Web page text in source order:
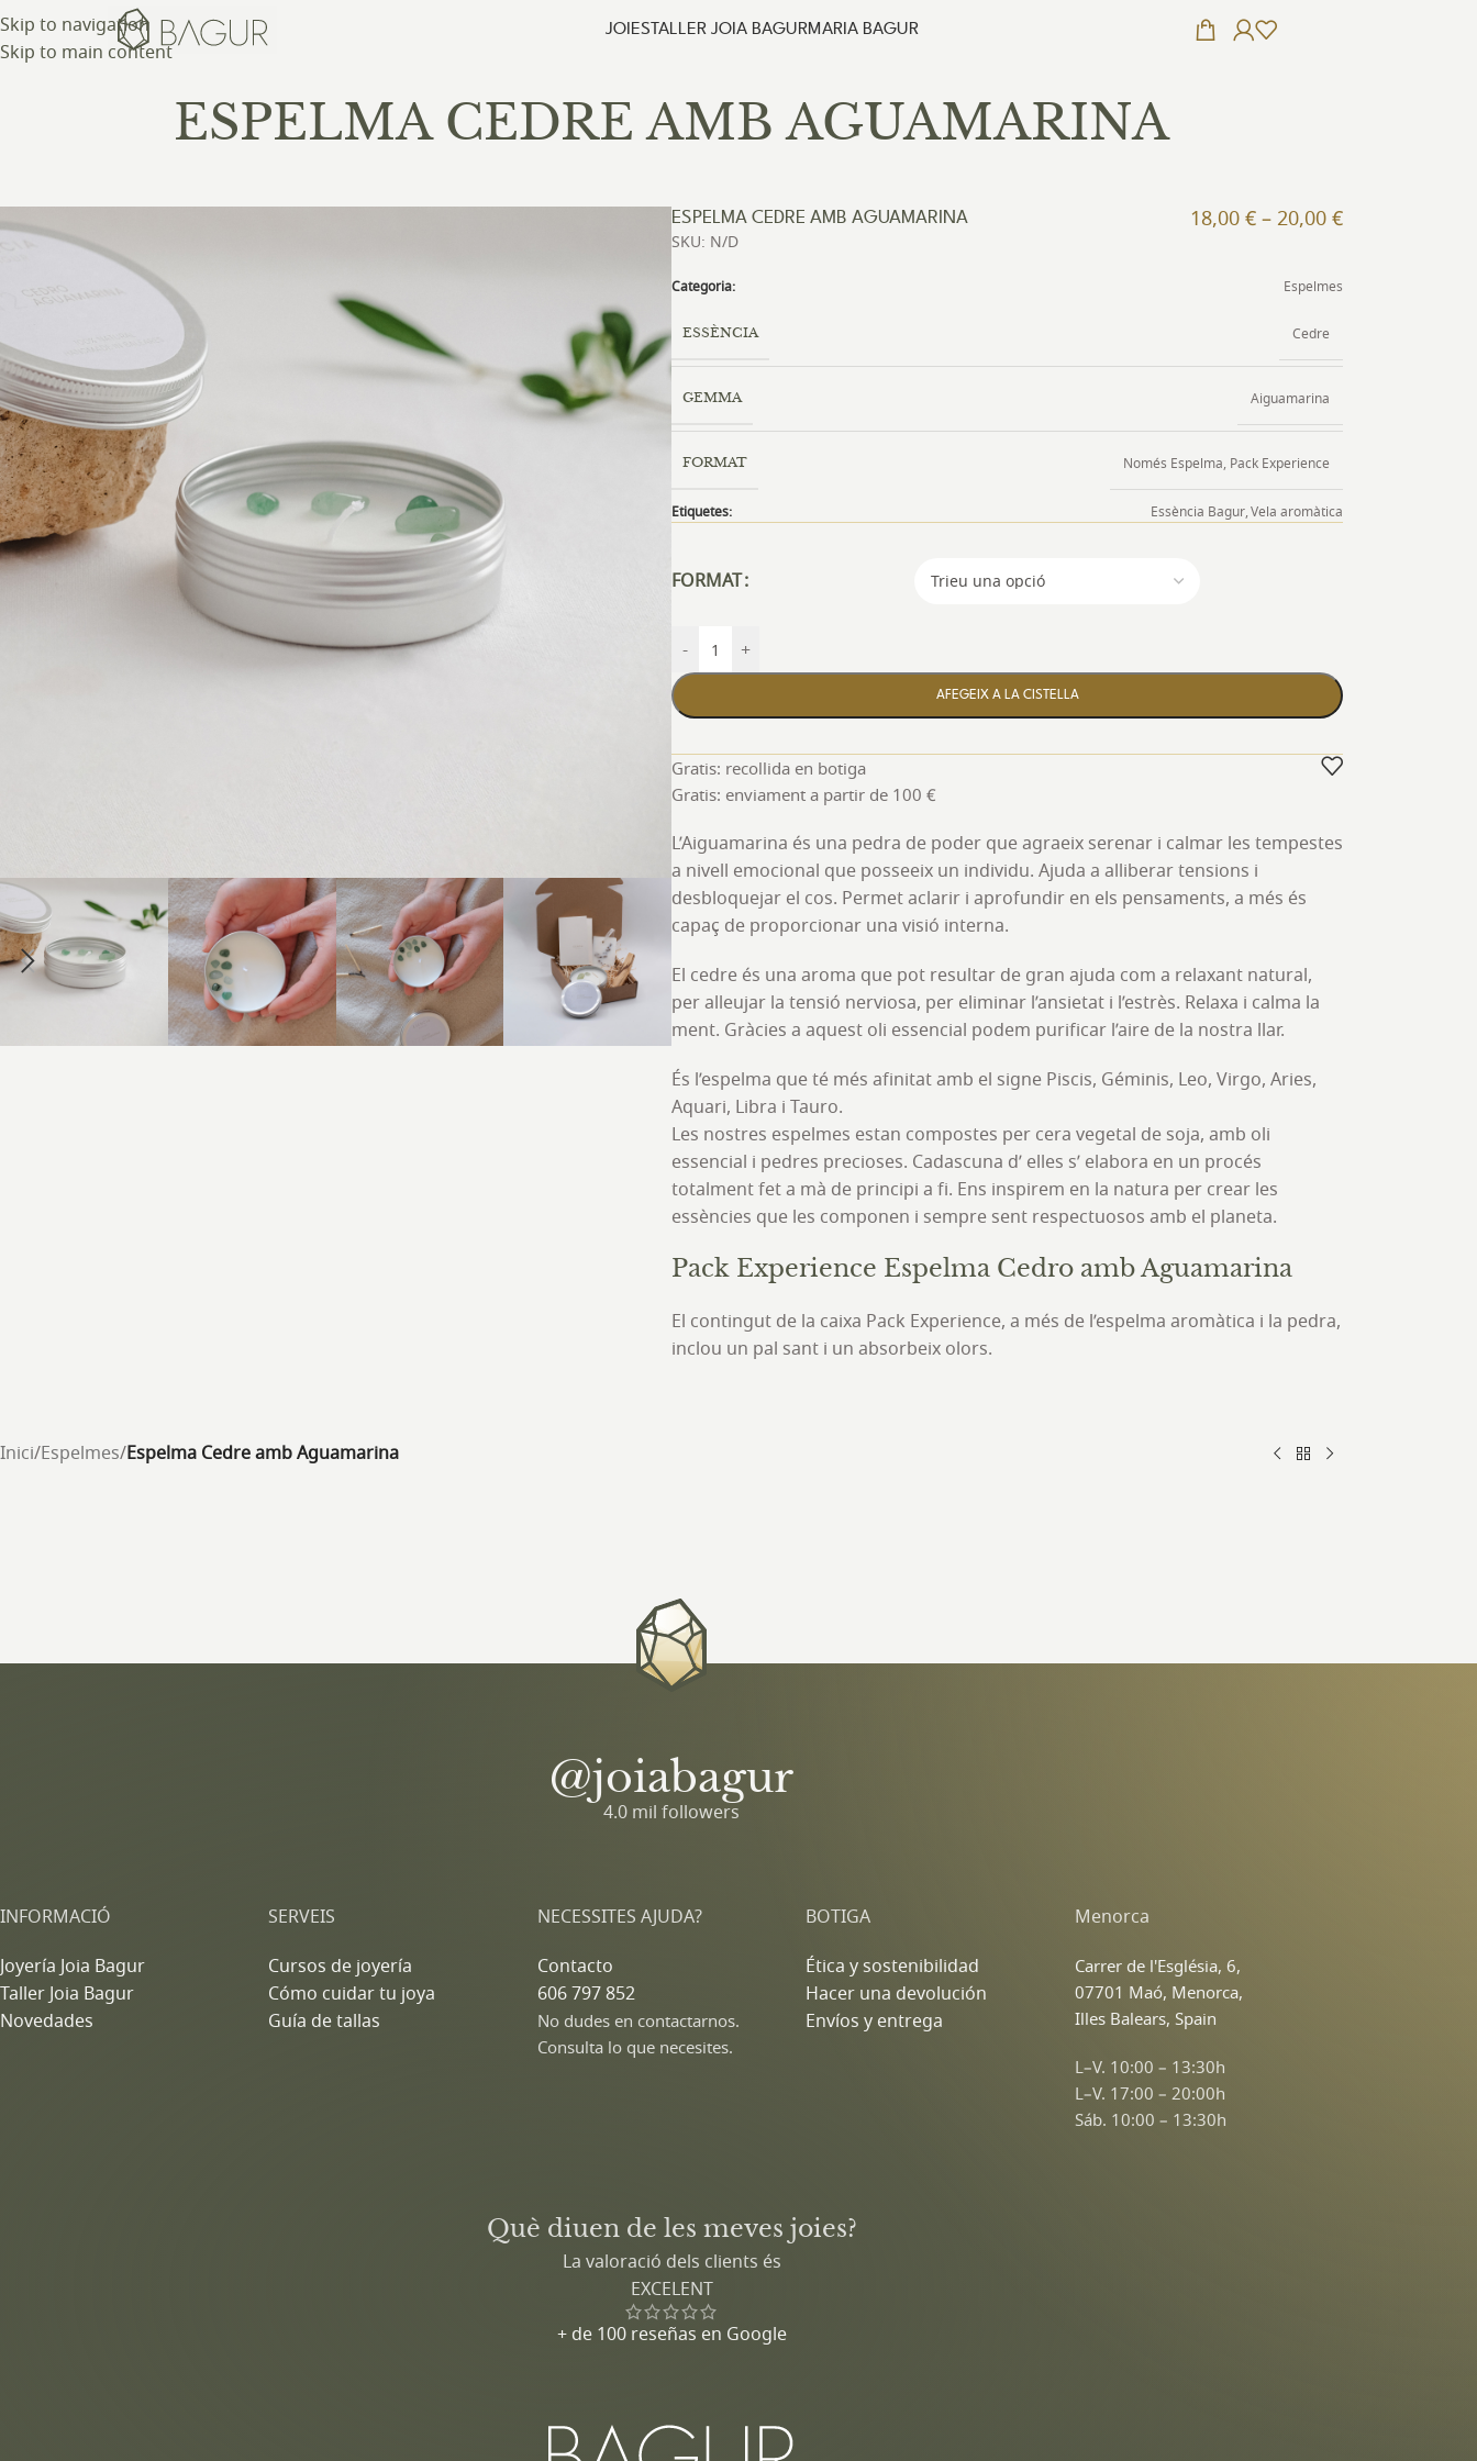
Skip to navigation
Skip to main content
JOIESTALLER MARIA
ESPELMA CEDRE AMB AGUAMARINA
ESPELMA CEDRE AMB AGUAMARINA
SKU: N/D
18,00 € – 20,00 €
Categoria: Espelmes
ESSÈNCIA Cedre
GEMMA Aiguamarina
FORMAT Només Espelma, Pack Experience
Etiquetes: Essència Bagur,Vela aromàtica
FORMAT
- +
AFEGEIX A LA CISTELLA
Gratis: recollida en botiga
Gratis: enviament a partir de 100 €
L’Aiguamarina és una pedra de poder que agraeix serenar i calmar les tempestes
a nivell emocional que posseeix un individu. Ajuda a alliberar tensions i
desbloquejar el cos. Permet aclarir i aprofundir en els pensaments, a més és
capaç de proporcionar una visió interna.
El cedre és una aroma que pot resultar de gran ajuda com a relaxant natural,
per alleujar la tensió nerviosa, per eliminar l’ansietat i l’estrès. Relaxa i calma la
ment. Gràcies a aquest oli essencial podem purificar l’aire de la nostra llar.
És l’espelma que té més afinitat amb el signe Piscis, Géminis, Leo, Virgo, Aries,
Aquari, Libra i Tauro.
Les nostres espelmes estan compostes per cera vegetal de soja, amb oli
essencial i pedres precioses. Cadascuna d’ elles s’ elabora en un procés
totalment fet a mà de principi a fi. Ens inspirem en la natura per crear les
essències que les componen i sempre sent respectuosos amb el planeta.
Pack Experience Espelma Cedro amb Aguamarina
El contingut de la caixa Pack Experience, a més de l’espelma aromàtica i la pedra,
inclou un pal sant i un absorbeix olors.
Inici/Espelmes/Espelma Cedre amb Aguamarina
@joiabagur
4.0 mil followers
INFORMACIÓ
Joyería Joia Bagur
Taller Joia Bagur
Novedades
SERVEIS
Cursos de joyería
Cómo cuidar tu joya
Guía de tallas
NECESSITES AJUDA?
Contacto
606 797 852
No dudes en contactarnos.
Consulta lo que necesites.
BOTIGA
Ética y sostenibilidad
Hacer una devolución
Envíos y entrega
Menorca
Carrer de l'Església, 6,
07701 Maó, Menorca,
Illes Balears, Spain
L–V. 10:00 – 13:30h
L–V. 17:00 – 20:00h
Sáb. 10:00 – 13:30h
Què diuen de les meves joies?
La valoració dels clients és
EXCELENT
+ de 100 reseñas en Google